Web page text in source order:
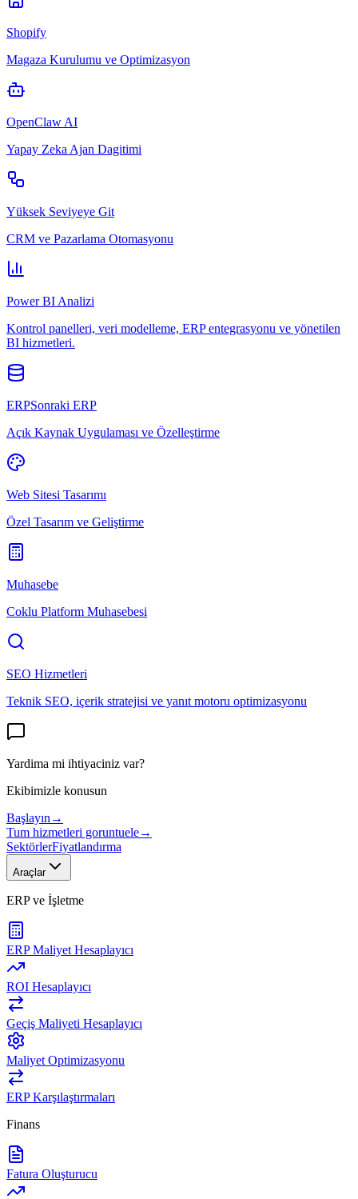
Shopify
Magaza Kurulumu ve Optimizasyon
OpenClaw AI
Yapay Zeka Ajan Dagitimi
Yüksek Seviyeye Git
CRM ve Pazarlama Otomasyonu
Power BI Analizi
Kontrol panelleri, veri modelleme, ERP entegrasyonu ve yönetilen
BI hizmetleri.
ERPSonraki ERP
Açık Kaynak Uygulaması ve Özelleştirme
Web Sitesi Tasarımı
Özel Tasarım ve Geliştirme
Muhasebe
Coklu Platform Muhasebesi
SEO Hizmetleri
Teknik SEO, içerik stratejisi ve yanıt motoru optimizasyonu
Yardima mi ihtiyaciniz var?
Ekibimizle konusun
Başlayın →
Tum hizmetleri goruntuele→
SektörlerFiyatlandırma
Araçlar
ERP ve İşletme
ERP Maliyet Hesaplayıcı
ROI Hesaplayıcı
Geçiş Maliyeti Hesaplayıcı
Maliyet Optimizasyonu
ERP Karşılaştırmaları
Finans
Fatura Oluşturucu